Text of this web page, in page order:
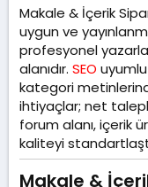
a
t
a
a
r
i
i
Makale & İçerik
uygun ve
profesyonel
alanıdır. SEO
kategori
ihtiyaçlar; net
forum alanı, içerik
kaliteyi
Makale &